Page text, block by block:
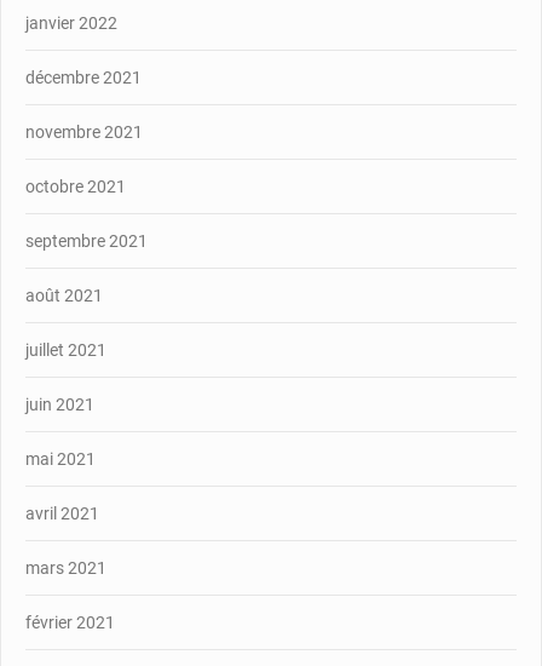
janvier 2022
décembre 2021
novembre 2021
octobre 2021
septembre 2021
août 2021
juillet 2021
juin 2021
mai 2021
avril 2021
mars 2021
février 2021